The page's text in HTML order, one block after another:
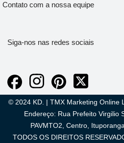
Contato com a nossa equipe
Siga-nos nas redes sociais
© 2024 KD. | TMX Marketing Online
Endereço: Rua Prefeito Virgilio
PAVMTO2, Centro,
TODOS OS DIREITOS